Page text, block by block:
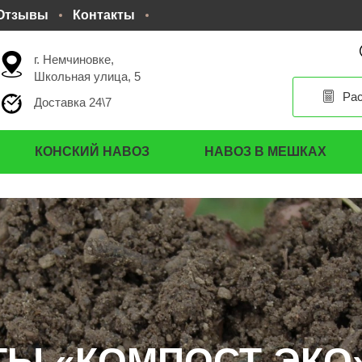
Контакты
г. Немчиновке,
Школьная улица, 5
Доставка 24\7
КОНСКИЙ НАВОЗ НАВОЗ В МЕШКАХ